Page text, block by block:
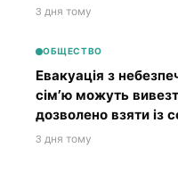
3 дня тому
ОБЩЕСТВО
Евакуація з
сім’ю можуть
дозволено взяти із
3 дня тому